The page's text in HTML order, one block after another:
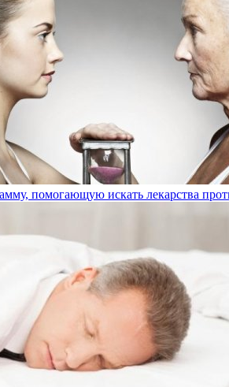
помогающую искать лекарства